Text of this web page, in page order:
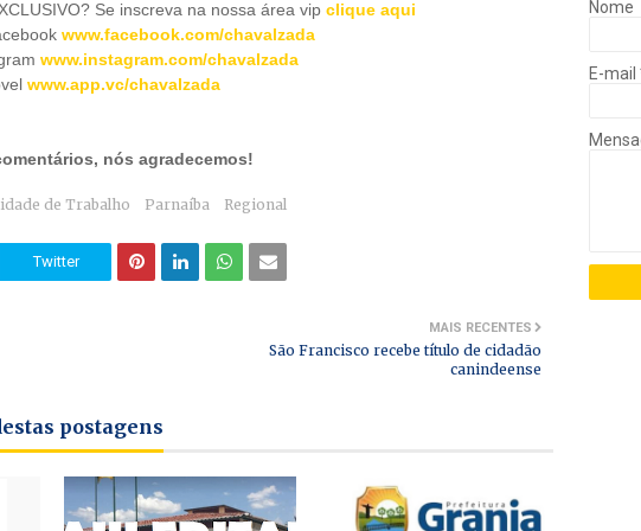
Se inscreva na nossa área vip clique aqui
www.facebook.com/chavalzada
www.instagram.com/chavalzada
l www.app.vc/chavalzada
nós agradecemos!
de Trabalho Parnaíba Regional
Twitter
MAIS RECENTES
São Francisco recebe título de cidadão
canindeense
postagens
Nome
E-mail